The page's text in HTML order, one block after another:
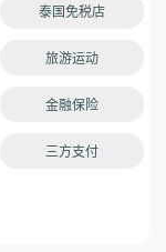
泰国免税店
旅游运动
金融保险
三方支付